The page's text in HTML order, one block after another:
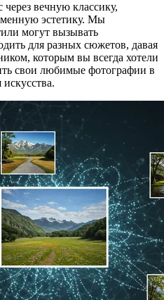
вечную классику,
эстетику. Мы
могут вызывать
для разных сюжетов, давая
которым вы всегда хотели
свои любимые фотографии в